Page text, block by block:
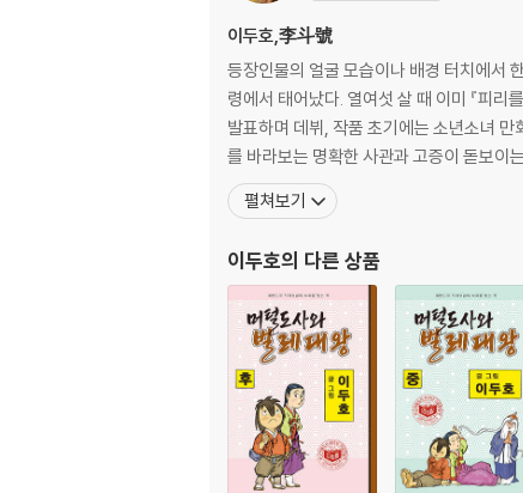
이두호,李斗號
등장인물의 얼굴 모습이나 배경 터치에서
령에서 태어났다. 열여섯 살 때 이미 『피리
발표하며 데뷔, 작품 초기에는 소년소녀 만
펼쳐보기
이두호의 다른 상품